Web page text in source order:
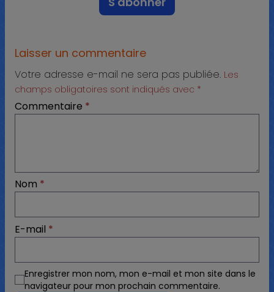
Laisser un commentaire
Votre adresse e-mail ne sera pas publiée. Les
champs obligatoires sont indiqués avec *
Commentaire *
Nom *
E-mail *
Enregistrer mon nom, mon e-mail et mon site dans le
navigateur pour mon prochain commentaire.